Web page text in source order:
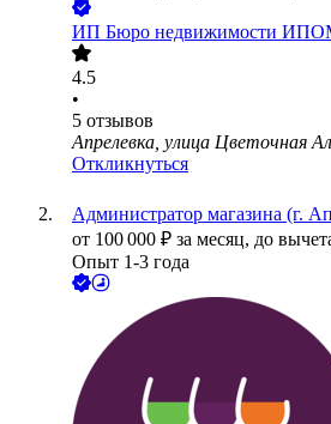
ИП Бюро недвижимости
4.5
•
5 отзывов
Апрелевка, улица Цветочная
Откликнуться
Администратор магазина (г.
от 100 000 ₽ за месяц, до
Опыт 1-3 года